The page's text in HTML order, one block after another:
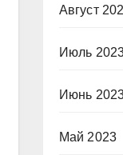
Август
Июль
Июнь
Май 2023